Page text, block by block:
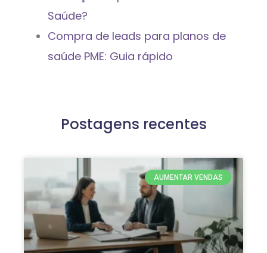
Saúde?
Compra de leads para planos de
saúde PME: Guia rápido
Postagens recentes
AUMENTAR VENDAS